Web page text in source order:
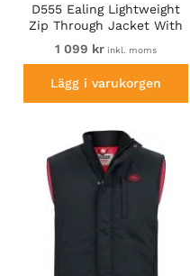
D555 Ealing Lightweight
Zip Through Jacket With
Zip Pockets Navy
1 099 krinkl. moms
Lägg i varukorgen